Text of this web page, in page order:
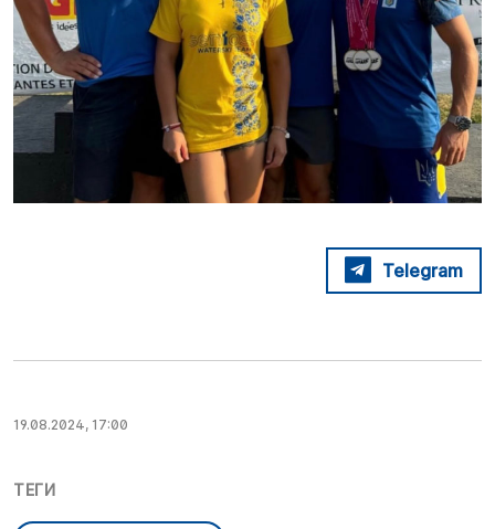
Telegram
19.08.2024, 17:00
ТЕГИ